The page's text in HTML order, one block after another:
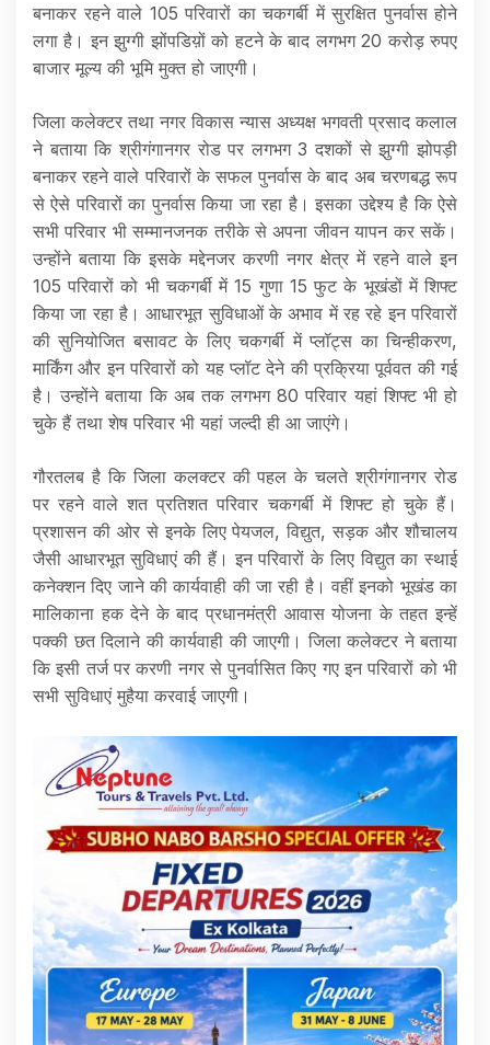
बनाकर रहने वाले 105 परिवारों का चकगर्बी में सुरक्षित पुनर्वास होने
लगा है। इन झुग्गी झोंपडिय़ों को हटने के बाद लगभग 20 करोड़ रुपए
बाजार मूल्य की भूमि मुक्त हो जाएगी।
जिला कलेक्टर तथा नगर विकास न्यास अध्यक्ष भगवती प्रसाद कलाल
ने बताया कि श्रीगंगानगर रोड पर लगभग 3 दशकों से झुग्गी झोपड़ी
बनाकर रहने वाले परिवारों के सफल पुनर्वास के बाद अब चरणबद्ध रूप
से ऐसे परिवारों का पुनर्वास किया जा रहा है। इसका उद्देश्य है कि ऐसे
सभी परिवार भी सम्मानजनक तरीके से अपना जीवन यापन कर सकें।
उन्होंने बताया कि इसके मद्देनजर करणी नगर क्षेत्र में रहने वाले इन
105 परिवारों को भी चकगर्बी में 15 गुणा 15 फुट के भूखंडों में शिफ्ट
किया जा रहा है। आधारभूत सुविधाओं के अभाव में रह रहे इन परिवारों
की सुनियोजित बसावट के लिए चकगर्बी में प्लॉट्स का चिन्हीकरण,
मार्किंग और इन परिवारों को यह प्लॉट देने की प्रक्रिया पूर्ववत की गई
है। उन्होंने बताया कि अब तक लगभग 80 परिवार यहां शिफ्ट भी हो
चुके हैं तथा शेष परिवार भी यहां जल्दी ही आ जाएंगे।
गौरतलब है कि जिला कलक्टर की पहल के चलते श्रीगंगानगर रोड
पर रहने वाले शत प्रतिशत परिवार चकगर्बी में शिफ्ट हो चुके हैं।
प्रशासन की ओर से इनके लिए पेयजल, विद्युत, सड़क और शौचालय
जैसी आधारभूत सुविधाएं की हैं। इन परिवारों के लिए विद्युत का स्थाई
कनेक्शन दिए जाने की कार्यवाही की जा रही है। वहीं इनको भूखंड का
मालिकाना हक देने के बाद प्रधानमंत्री आवास योजना के तहत इन्हें
पक्की छत दिलाने की कार्यवाही की जाएगी। जिला कलेक्टर ने बताया
कि इसी तर्ज पर करणी नगर से पुनर्वासित किए गए इन परिवारों को भी
सभी सुविधाएं मुहैया करवाई जाएगी।